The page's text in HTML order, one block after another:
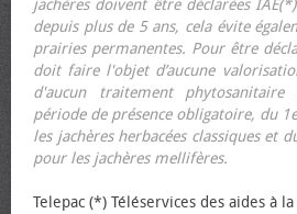
jachères doivent être déclarées
depuis plus de 5 ans, cela évite
prairies permanentes. Pour être
doit faire l'objet d’aucune
d'aucun traitement
période de présence obligatoire, du
les jachères herbacées classiques et
pour les jachères mellifères.
Telepac (*) Téléservices des aides à la